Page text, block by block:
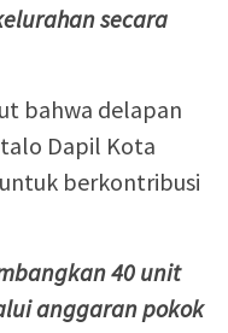
secara
bahwa delapan
Dapil Kota
berkontribusi
40 unit
anggaran pokok